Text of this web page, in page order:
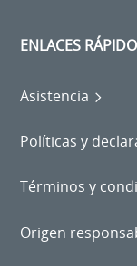
ENLACES
Asistencia
Políticas y
Términos y
Origen